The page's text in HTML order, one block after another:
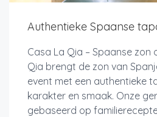
Authentieke Spaanse
Casa La Qia – Spaanse zon
Qia brengt de zon van
event met een authentieke
karakter en smaak. Onze
gebaseerd op